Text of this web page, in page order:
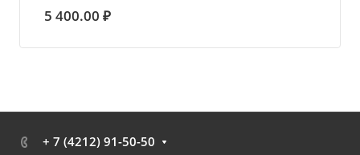
5 400.00 ₽
+ 7 (4212) 91-50-50